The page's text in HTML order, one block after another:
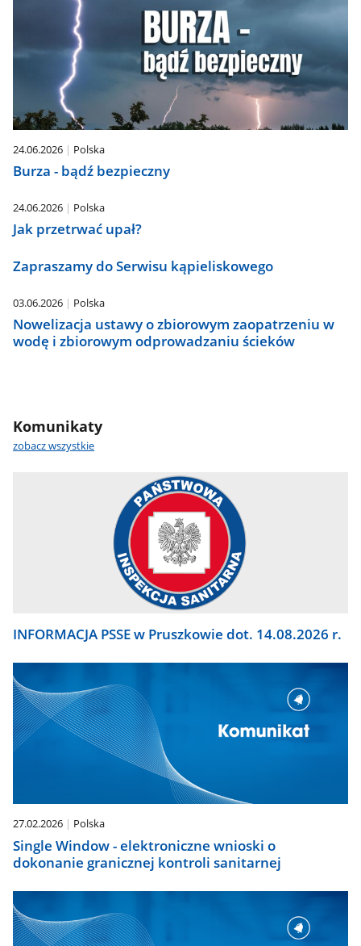
24.06.2026 Polska
Burza - bądź bezpieczny
24.06.2026 Polska
Jak przetrwać upał?
Zapraszamy do Serwisu kąpieliskowego
03.06.2026 Polska
Nowelizacja ustawy o zbiorowym zaopatrzeniu w
wodę i zbiorowym odprowadzaniu ścieków
Komunikaty
zobacz wszystkie
INFORMACJA PSSE w Pruszkowie dot. 14.08.2026 r.
27.02.2026 Polska
Single Window - elektroniczne wnioski o
dokonanie granicznej kontroli sanitarnej